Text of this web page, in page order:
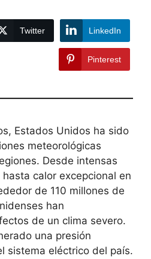
Twitter LinkedIn
Pinterest
Estados Unidos ha sido
meteorológicas
Desde intensas
calor excepcional en
de 110 millones de
han
de un clima severo.
una presión
sistema eléctrico del país.